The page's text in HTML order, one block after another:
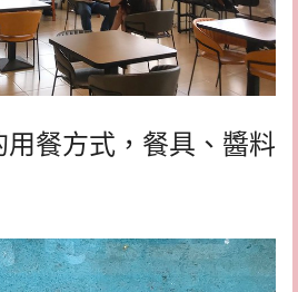
餐方式，餐具、醬料